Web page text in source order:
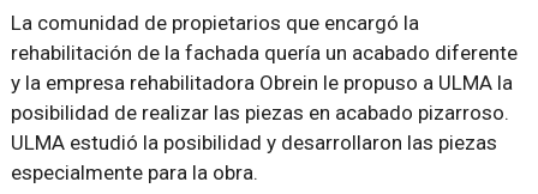
La comunidad de propietarios que encargó la
rehabilitación de la fachada quería un acabado diferente
y la empresa rehabilitadora Obrein le propuso a ULMA la
posibilidad de realizar las piezas en acabado pizarroso.
ULMA estudió la posibilidad y desarrollaron las piezas
especialmente para la obra.